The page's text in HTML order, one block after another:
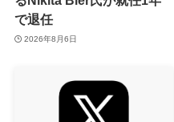
で退任
2026年8月6日